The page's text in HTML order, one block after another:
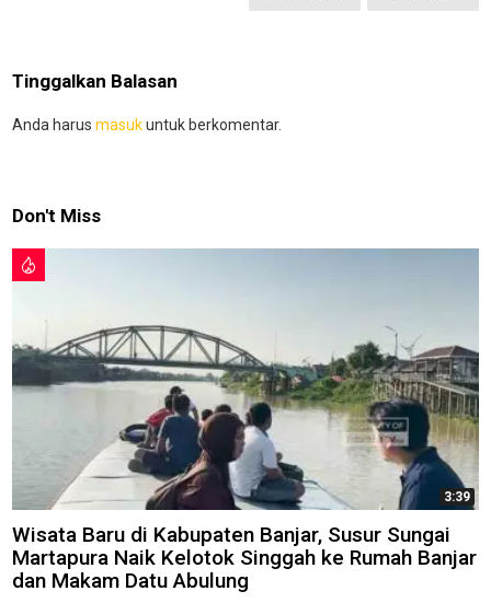
Tinggalkan Balasan
Anda harus masukuntuk berkomentar.
Don't Miss
3:39
Wisata Baru di Kabupaten Banjar, Susur Sungai
Martapura Naik Kelotok Singgah ke Rumah Banjar
dan Makam Datu Abulung